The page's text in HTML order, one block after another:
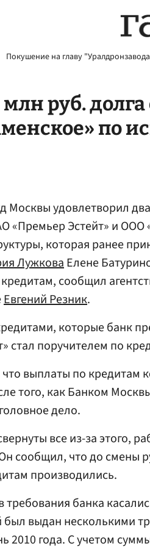
Покушение на главу
руб.
по
Москвы удовлетворил
«Премьер Эстейт» и
которая ранее
ЛужковаЕлене
сообщил
Евгений Резник.
которые банк
стал поручителем по
выплаты по кредитам
того, как Банком
дело.
все из-за этого,
сообщил, что до смены
производились.
требования банка
выдан несколькими
2010 года. С учетом